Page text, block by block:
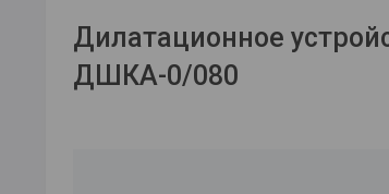
Дилатационное
ДШКА-0/080